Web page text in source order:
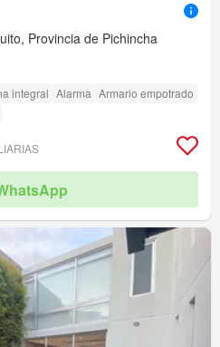
Provincia de Pichincha
integral Alarma Armario empotrado